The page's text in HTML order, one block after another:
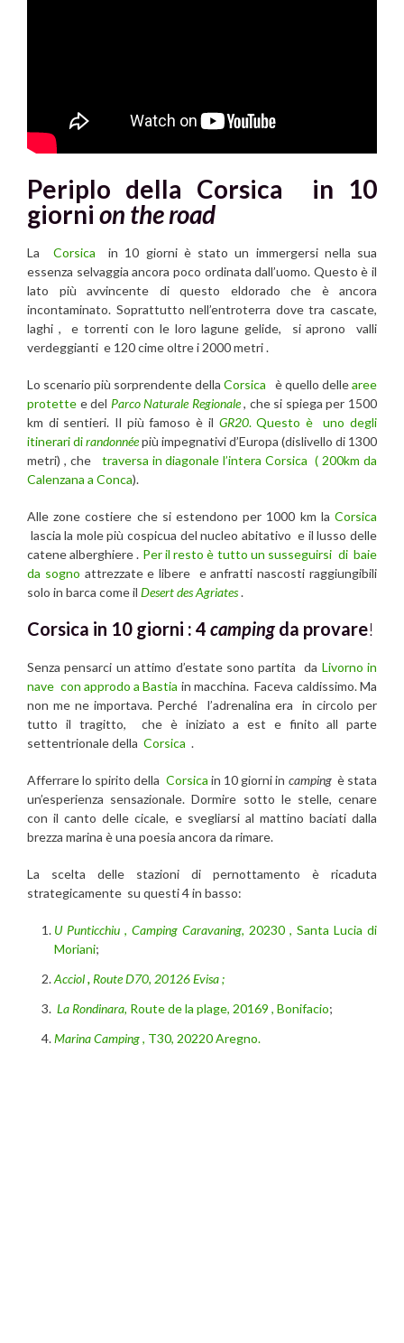
Periplo della Corsica in 10
giorni on the road
La Corsica in 10 giorni è stato un immergersi nella sua
essenza selvaggia ancora poco ordinata dall’uomo. Questo è il
lato più avvincente di questo eldorado che è ancora
incontaminato. Soprattutto nell’entroterra dove tra cascate,
laghi , e torrenti con le loro lagune gelide, si aprono valli
verdeggianti e 120 cime oltre i 2000 metri .
Lo scenario più sorprendente dellaCorsica è quello dellearee
protette e del Parco Naturale Regionale, che si spiega per 1500
km di sentieri. Il più famoso è il GR20. Questo è uno degli
itinerari dirandonnéepiù impegnativi d’Europa (dislivello di 1300
metri) , che traversa in diagonale l’intera Corsica ( 200km da
Calenzana a Conca).
Alle zone costiere che si estendono per 1000 km la Corsica
lascia la mole più cospicua del nucleo abitativo e il lusso delle
catene alberghiere . Per il resto è tutto un susseguirsi di baie
da sogno attrezzate e libere e anfratti nascosti raggiungibili
solo in barca come il Desert des Agriates.
Corsica in 10 giorni : 4 camping da provare!
Senza pensarci un attimo d’estate sono partita da Livorno in
nave con approdo a Bastia in macchina. Faceva caldissimo. Ma
non me ne importava. Perché l’adrenalina era in circolo per
tutto il tragitto, che è iniziato a est e finito all parte
settentrionale della Corsica .
Afferrare lo spirito della Corsica in 10 giorni in campingè stata
un’esperienza sensazionale. Dormire sotto le stelle, cenare
con il canto delle cicale, e svegliarsi al mattino baciati dalla
brezza marina è una poesia ancora da rimare.
La scelta delle stazioni di pernottamento è ricaduta
strategicamente su questi 4 in basso:
U Punticchiu , Camping Caravaning, 20230 , Santa Lucia di
Moriani;
Acciol, Route D70, 20126 Evisa ;
La Rondinara, Route de la plage, 20169 , Bonifacio;
Marina Camping, T30, 20220 Aregno.